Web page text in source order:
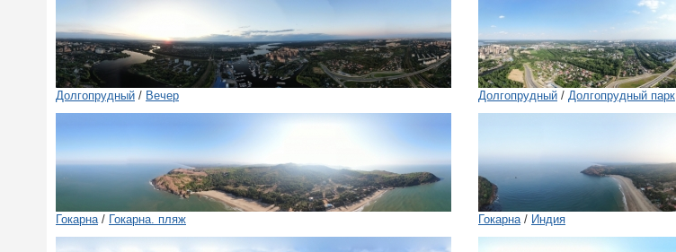
Долгопрудный / Вечер Долгопрудный / Долгопрудный парк
Гокарна / Гокарна. пляж Гокарна / Индия